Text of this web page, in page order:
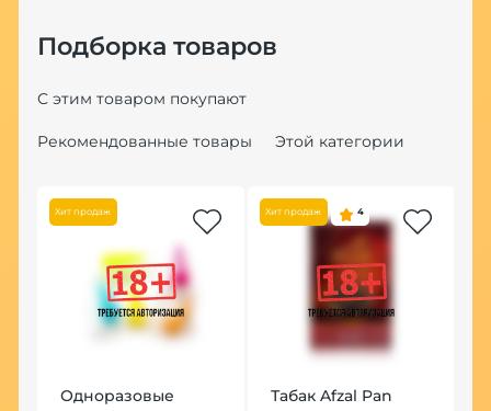
Подборка товаров
С этим товаром покупают
Рекомендованные товары Этой категории
Хит продаж
Одноразовые
Хит продаж 4
Табак Afzal Pan